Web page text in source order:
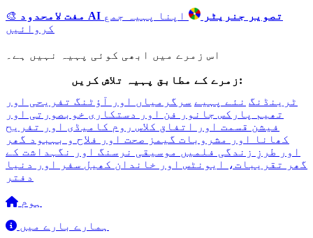
🎨 مفت لامحدود AI تصویر جنریٹر
اپنا پہیہ جمع
کروائیں
اس زمرے میں ابھی کوئی پہیہ نہیں ہے۔
زمرے کے مطابق پہیہ تلاش کریں:
ٹرینڈنگ نئے پہیے سرگرمیاں اور آؤٹنگ تفریحی اور
تھیم پارکس جانور فن اور دستکاری خوبصورتی اور
فیشن قسمت اور اتفاق کلاس روم کامیڈی اور تفریح
کھانا اور مشروبات گیمز صحت اور فلاح و بہبود گھر
اور طرزِ زندگی فلمیں موسیقی نرسنگ اور نگہداشت کے
گھر
تقریبات، ایونٹس اور خاندان کھیل سفر اور دنیا
دفتر
ہوم
ہمارے بارے میں